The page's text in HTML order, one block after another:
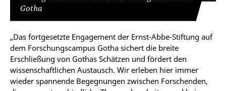
Gotha
„Das fortgesetzte Engagement der Ernst-Abbe-Stiftung auf
dem Forschungscampus Gotha sichert die breite
Erschließung von Gothas Schätzen und fördert den
wissenschaftlichen Austausch. Wir erleben hier immer
wieder spannende Begegnungen zwischen Forschenden,